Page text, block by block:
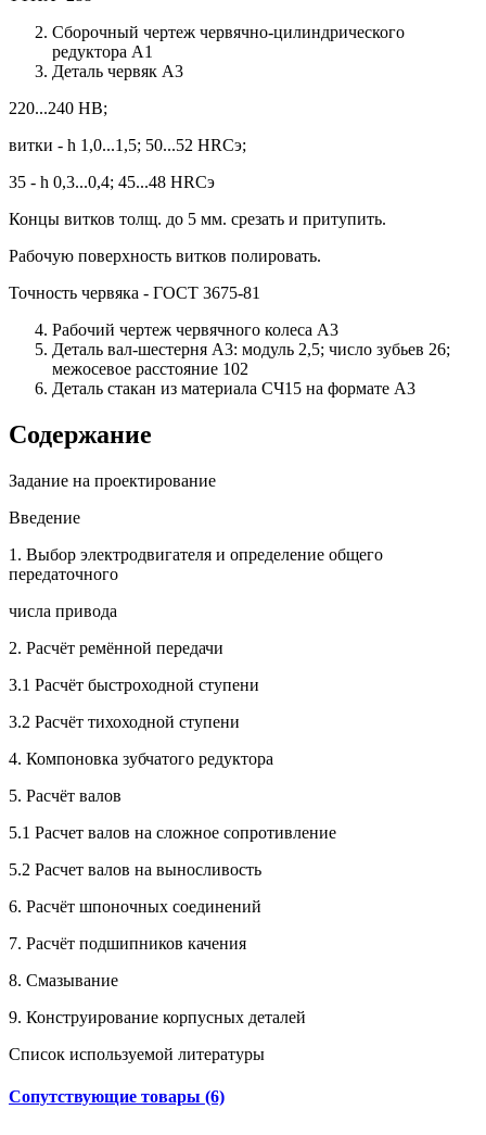
Сборочный чертеж червячно-цилиндрического
редуктора А1
Деталь червяк А3
220...240 НВ;
витки - h 1,0...1,5; 50...52 HRCэ;
35 - h 0,3...0,4; 45...48 HRCэ
Концы витков толщ. до 5 мм. срезать и притупить.
Рабочую поверхность витков полировать.
Точность червяка - ГОСТ 3675-81
Рабочий чертеж червячного колеса А3
Деталь вал-шестерня А3: модуль 2,5; число зубьев 26;
межосевое расстояние 102
Деталь стакан из материала СЧ15 на формате А3
Содержание
Задание на проектирование
Введение
1. Выбор электродвигателя и определение общего
передаточного
числа привода
2. Расчёт ремённой передачи
3.1 Расчёт быстроходной ступени
3.2 Расчёт тихоходной ступени
4. Компоновка зубчатого редуктора
5. Расчёт валов
5.1 Расчет валов на сложное сопротивление
5.2 Расчет валов на выносливость
6. Расчёт шпоночных соединений
7. Расчёт подшипников качения
8. Смазывание
9. Конструирование корпусных деталей
Список используемой литературы
Сопутствующие товары (6)